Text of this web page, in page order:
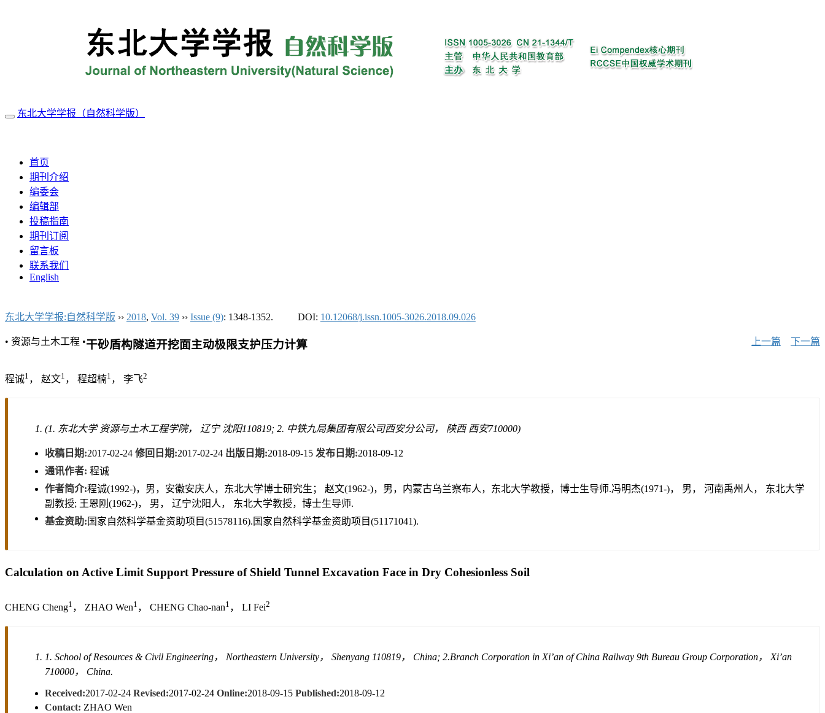
东北大学学报（自然科学版）
首页
期刊介绍
编委会
编辑部
投稿指南
期刊订阅
留言板
联系我们
English
东北大学学报:自然科学版 ›› 2018, Vol. 39 ›› Issue (9): 1348-1352. DOI: 10.12068/j.issn.1005-3026.2018.09.026
• 资源与土木工程 • 上一篇 下一篇
干砂盾构隧道开挖面主动极限支护压力计算
程诚1 ， 赵文1 ， 程超楠1 ， 李飞2
(1. 东北大学 资源与土木工程学院， 辽宁 沈阳110819; 2. 中铁九局集团有限公司西安分公司， 陕西 西安710000)
收稿日期:2017-02-24 修回日期:2017-02-24 出版日期:2018-09-15 发布日期:2018-09-12
通讯作者: 程诚
作者简介:程诚(1992-)，男，安徽安庆人，东北大学博士研究生； 赵文(1962-)，男，内蒙古乌兰察布人，东北大学教授，博士生导师.冯明杰(1971-)， 男， 河南禹州人， 东北大学
副教授; 王恩刚(1962-)， 男， 辽宁沈阳人， 东北大学教授，博士生导师.
基金资助: 国家自然科学基金资助项目(51578116).国家自然科学基金资助项目(51171041).
Calculation on Active Limit Support Pressure of Shield Tunnel Excavation Face in Dry Cohesionless Soil
CHENG Cheng1 ， ZHAO Wen1 ， CHENG Chao-nan1 ， LI Fei2
1. School of Resources & Civil Engineering， Northeastern University， Shenyang 110819， China; 2.Branch Corporation in Xi’an of China Railway 9th Bureau Group Corporation， Xi’an
710000， China.
Received:2017-02-24 Revised:2017-02-24 Online:2018-09-15 Published:2018-09-12
Contact: ZHAO Wen